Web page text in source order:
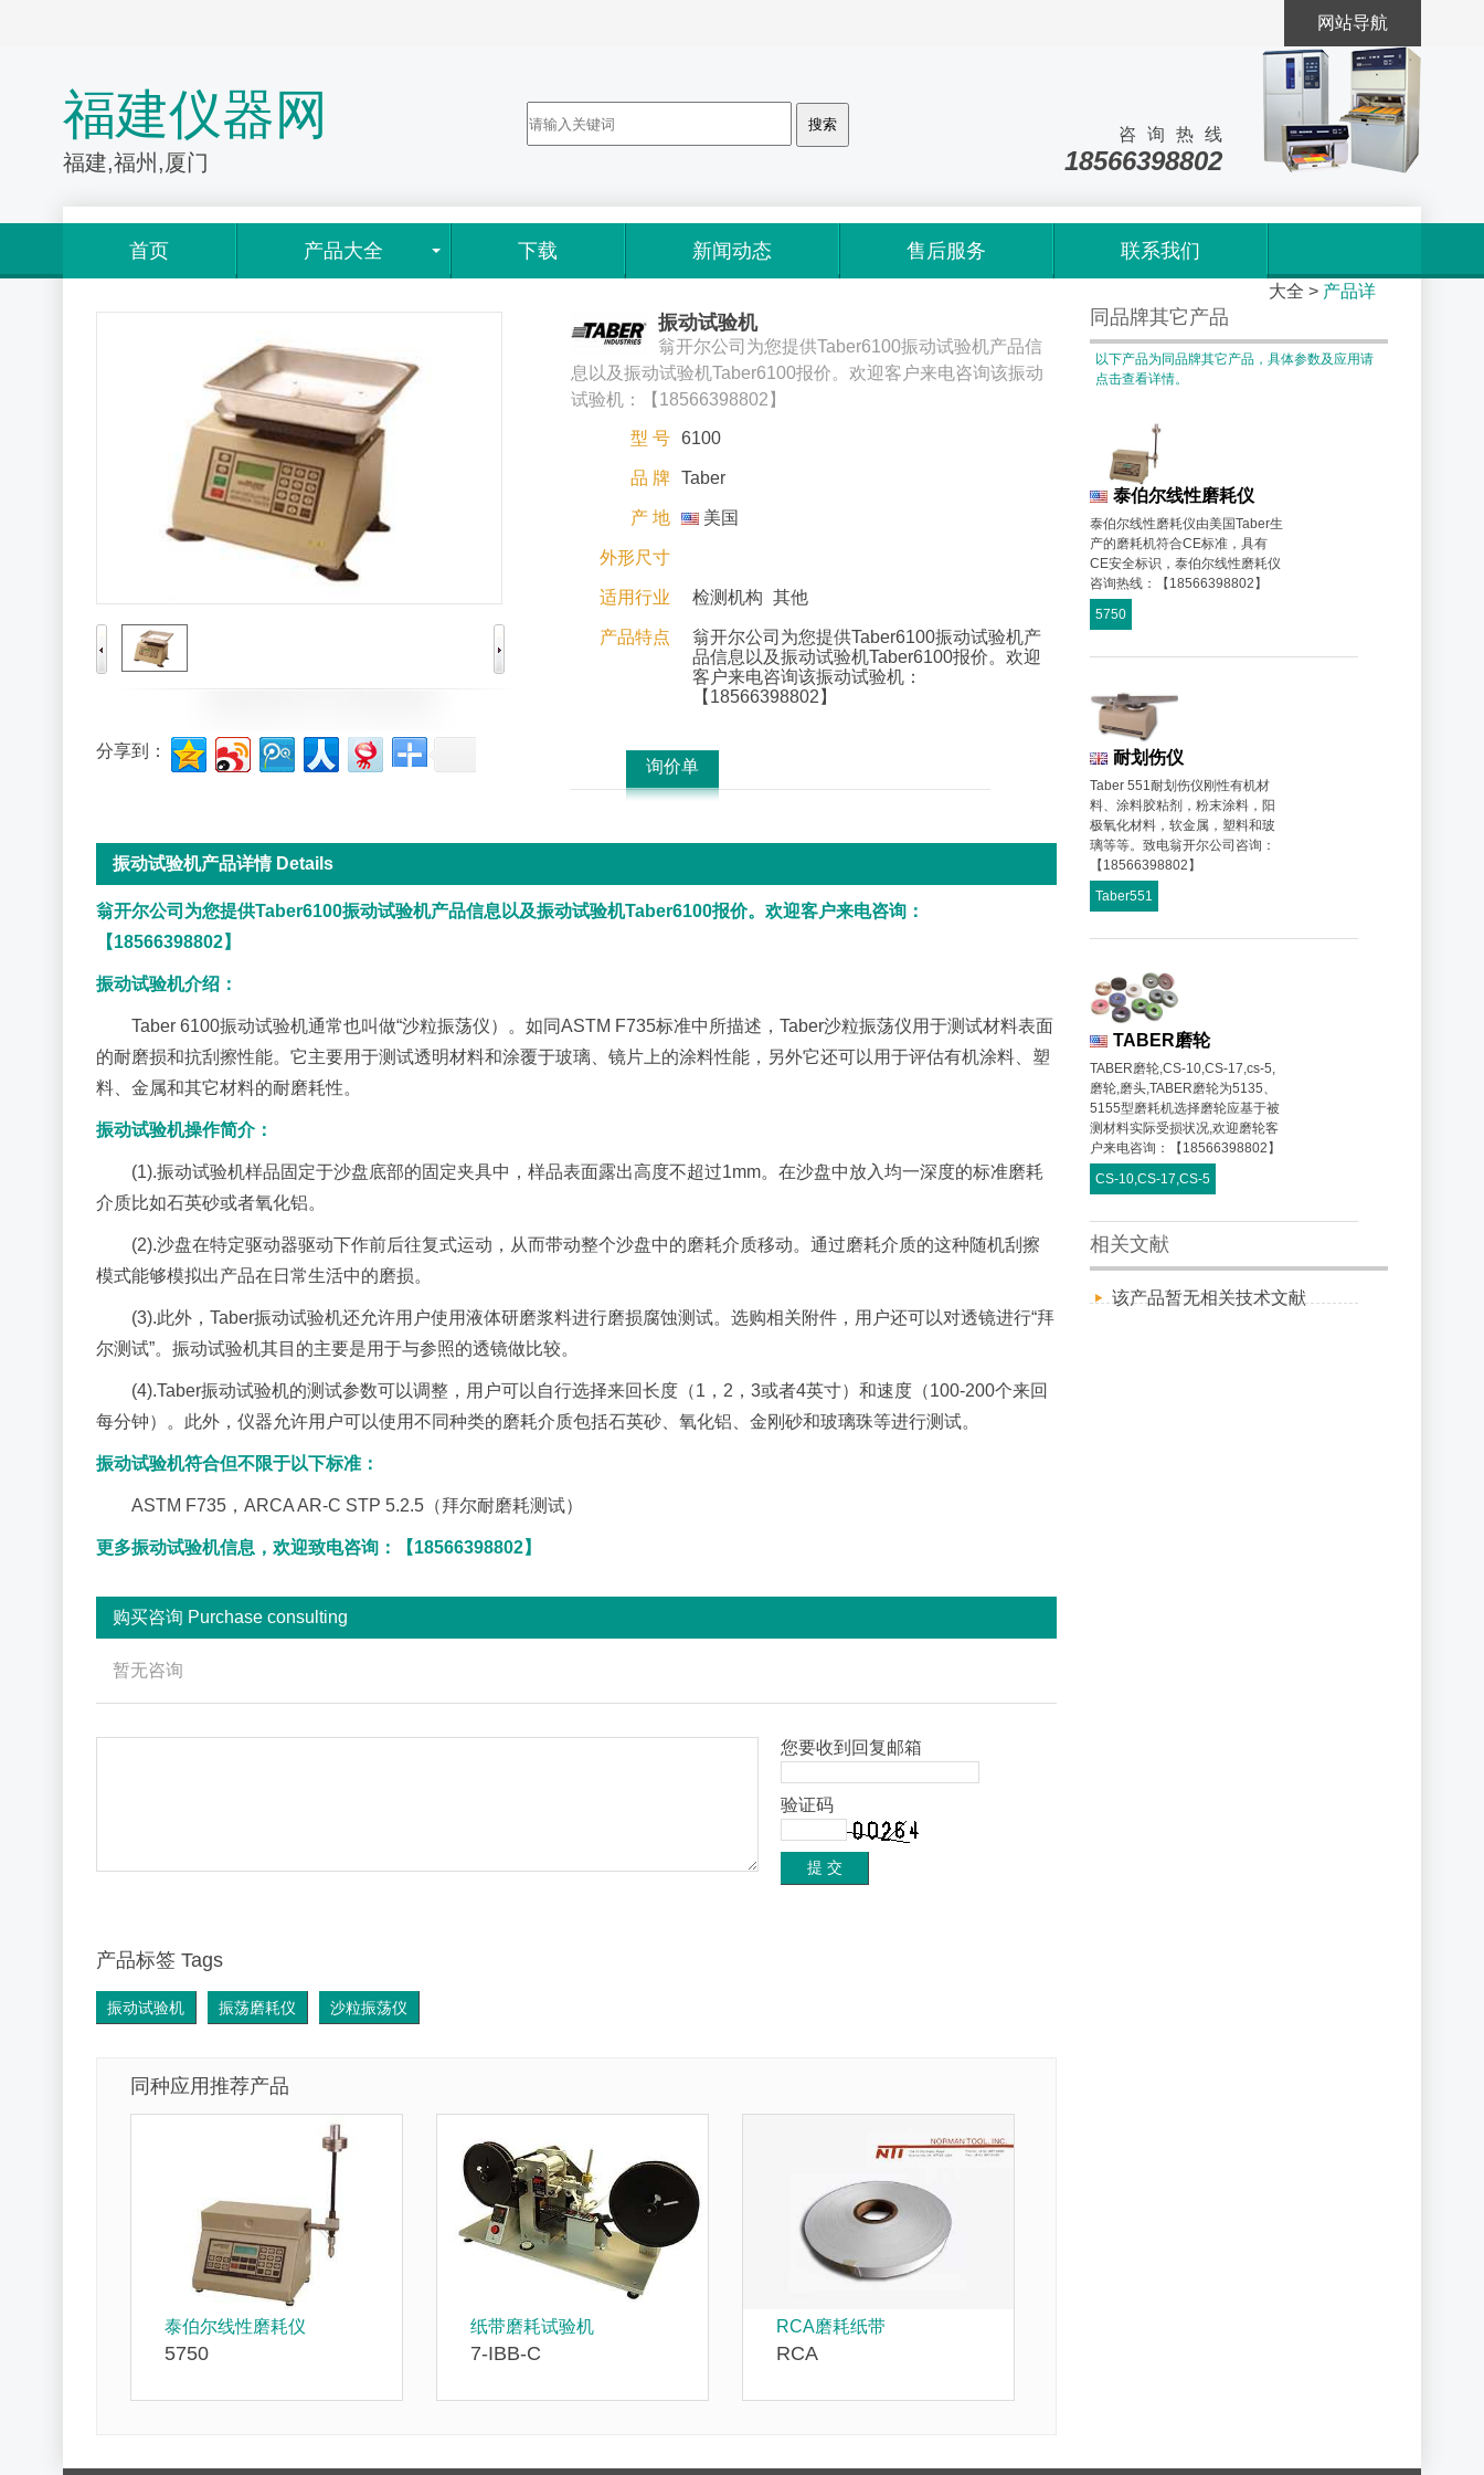
网站导航
福建仪器网
福建,福州,厦门
咨询热线
18566398802
首页 产品大全 下载 新闻动态 售后服务 联系我们
大全 > 产品详
分享到：
振动试验机
翁开尔公司为您提供Taber6100振动试验机产品信
息以及振动试验机Taber6100报价。欢迎客户来电咨询该振动
试验机：【18566398802】
型 号 6100
品 牌 Taber
产 地 美国
外形尺寸
适用行业 检测机构 其他
产品特点
翁开尔公司为您提供Taber6100振动试验机产
品信息以及振动试验机Taber6100报价。欢迎
客户来电咨询该振动试验机：
【18566398802】
询价单
振动试验机产品详情 Details
翁开尔公司为您提供Taber6100振动试验机产品信息以及振动试验机Taber6100报价。欢迎客户来电咨询：
【18566398802】
振动试验机介绍：
Taber 6100振动试验机通常也叫做“沙粒振荡仪）。如同ASTM F735标准中所描述，Taber沙粒振荡仪用于测试材料表面
的耐磨损和抗刮擦性能。它主要用于测试透明材料和涂覆于玻璃、镜片上的涂料性能，另外它还可以用于评估有机涂料、塑
料、金属和其它材料的耐磨耗性。
振动试验机操作简介：
(1).振动试验机样品固定于沙盘底部的固定夹具中，样品表面露出高度不超过1mm。在沙盘中放入均一深度的标准磨耗
介质比如石英砂或者氧化铝。
(2).沙盘在特定驱动器驱动下作前后往复式运动，从而带动整个沙盘中的磨耗介质移动。通过磨耗介质的这种随机刮擦
模式能够模拟出产品在日常生活中的磨损。
(3).此外，Taber振动试验机还允许用户使用液体研磨浆料进行磨损腐蚀测试。选购相关附件，用户还可以对透镜进行“拜
尔测试”。振动试验机其目的主要是用于与参照的透镜做比较。
(4).Taber振动试验机的测试参数可以调整，用户可以自行选择来回长度（1，2，3或者4英寸）和速度（100-200个来回
每分钟）。此外，仪器允许用户可以使用不同种类的磨耗介质包括石英砂、氧化铝、金刚砂和玻璃珠等进行测试。
振动试验机符合但不限于以下标准：
ASTM F735，ARCA AR-C STP 5.2.5（拜尔耐磨耗测试）
更多振动试验机信息，欢迎致电咨询：【18566398802】
购买咨询 Purchase consulting
了解振动试验机价格,请致电：185-6639-8802
暂无咨询
您要收到回复邮箱
验证码
产品标签 Tags
振动试验机 振荡磨耗仪 沙粒振荡仪
同种应用推荐产品
泰伯尔线性磨耗仪
5750
纸带磨耗试验机
7-IBB-C
RCA磨耗纸带
RCA
同品牌其它产品
以下产品为同品牌其它产品，具体参数及应用请
点击查看详情。
泰伯尔线性磨耗仪
泰伯尔线性磨耗仪由美国Taber生
产的磨耗机符合CE标准，具有
CE安全标识，泰伯尔线性磨耗仪
咨询热线：【18566398802】
5750
耐划伤仪
Taber 551耐划伤仪刚性有机材
料、涂料胶粘剂，粉末涂料，阳
极氧化材料，软金属，塑料和玻
璃等等。致电翁开尔公司咨询：
【18566398802】
Taber551
TABER磨轮
TABER磨轮,CS-10,CS-17,cs-5,
磨轮,磨头,TABER磨轮为5135、
5155型磨耗机选择磨轮应基于被
测材料实际受损状况,欢迎磨轮客
户来电咨询：【18566398802】
CS-10,CS-17,CS-5
相关文献
该产品暂无相关技术文献